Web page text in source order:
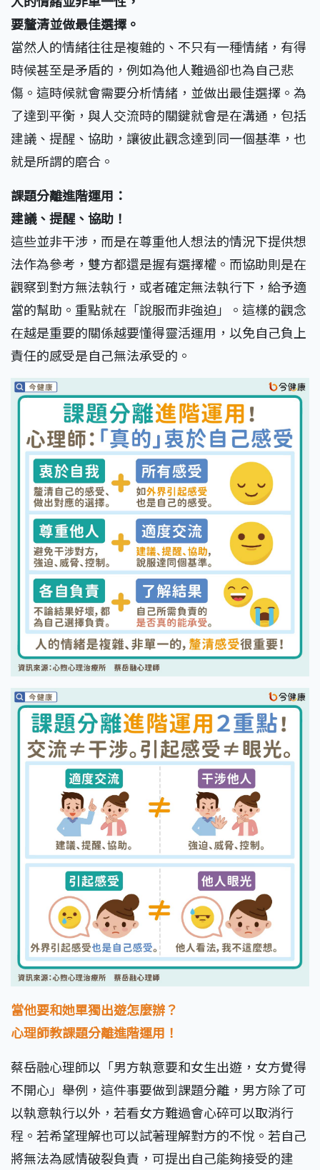
要釐清並做最佳選擇。
當然人的情緒往往是複雜的、不只有一種情緒，有得
時候甚至是矛盾的，例如為他人難過卻也為自己悲
傷。這時候就會需要分析情緒，並做出最佳選擇。為
了達到平衡，與人交流時的關鍵就會是在溝通，包括
建議、提醒、協助，讓彼此觀念達到同一個基準，也
就是所謂的磨合。
課題分離進階運用：
建議、提醒、協助！
這些並非干涉，而是在尊重他人想法的情況下提供想
法作為參考，雙方都還是握有選擇權。而協助則是在
觀察到對方無法執行，或者確定無法執行下，給予適
當的幫助。重點就在「說服而非強迫」。這樣的觀念
在越是重要的關係越要懂得靈活運用，以免自己負上
責任的感受是自己無法承受的。
當他要和她單獨出遊怎麼辦？
心理師教課題分離進階運用！
蔡岳融心理師以「男方執意要和女生出遊，女方覺得
不開心」舉例，這件事要做到課題分離，男方除了可
以執意執行以外，若看女方難過會心碎可以取消行
程。若希望理解也可以試著理解對方的不悅。若自己
將無法為感情破裂負責，可提出自己能夠接受的建